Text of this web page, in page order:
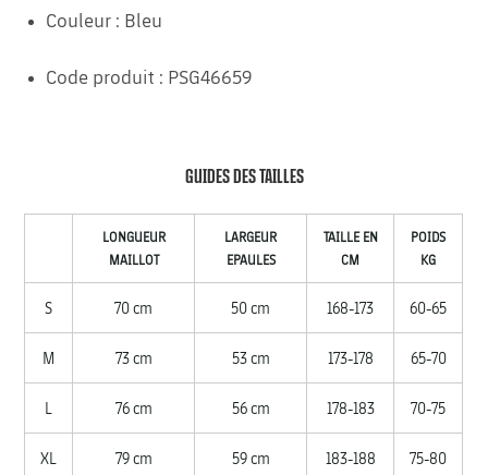
Couleur : Bleu
Code produit : PSG46659
GUIDES DES TAILLES
LONGUEUR
MAILLOT
LARGEUR
EPAULES
TAILLE EN
CM
POIDS
KG
S 70 cm 50 cm 168-173 60-65
M 73 cm 53 cm 173-178 65-70
L 76 cm 56 cm 178-183 70-75
XL 79 cm 59 cm 183-188 75-80